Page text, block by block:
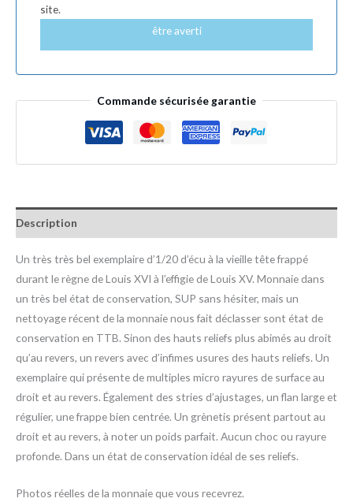
site.
être averti
Commande sécurisée garantie
Description
Un très très bel exemplaire d’1/20 d’écu à la vieille tête frappé
durant le règne de Louis XVI à l’effigie de Louis XV. Monnaie dans
un très bel état de conservation, SUP sans hésiter, mais un
nettoyage récent de la monnaie nous fait déclasser sont état de
conservation en TTB. Sinon des hauts reliefs plus abimés au droit
qu’au revers, un revers avec d’infimes usures des hauts reliefs. Un
exemplaire qui présente de multiples micro rayures de surface au
droit et au revers. Également des stries d’ajustages, un flan large et
régulier, une frappe bien centrée. Un grènetis présent partout au
droit et au revers, à noter un poids parfait. Aucun choc ou rayure
profonde. Dans un état de conservation idéal de ses reliefs.
Photos réelles de la monnaie que vous recevrez.